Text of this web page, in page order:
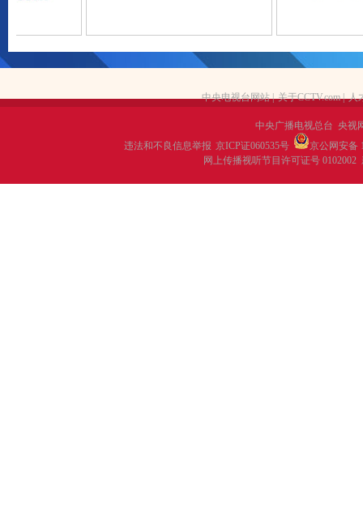
中央电视台网站 | 关于CCTV.com | 人
中央广播电视总台 央视
违法和不良信息举报 京ICP证060535号
京公网安备
网上传播视听节目许可证号 0102002